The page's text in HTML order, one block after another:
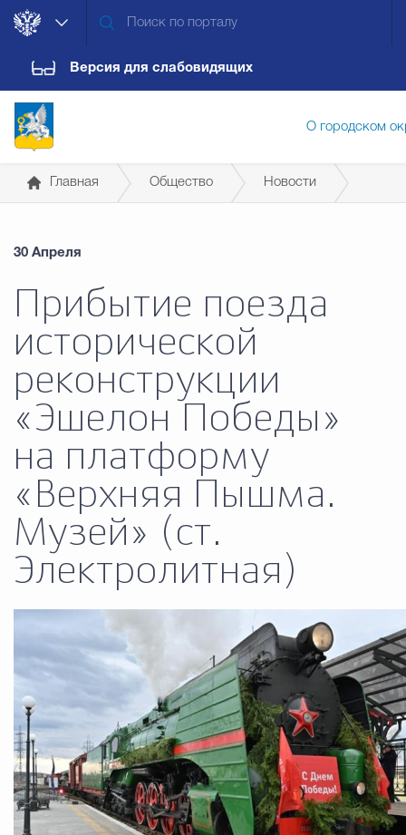
Версия для слабовидящих
О городском
Новости Обращения граждан
Муниципальная
Противодействие
Городская среда
Экономика Муниципальные
Счётная палата Городского
Главная Общество Новости
30 Апреля
Прибытие поезда
исторической
реконструкции
«Эшелон Победы»
на платформу
«Верхняя Пышма.
Музей» (ст.
Электролитная)